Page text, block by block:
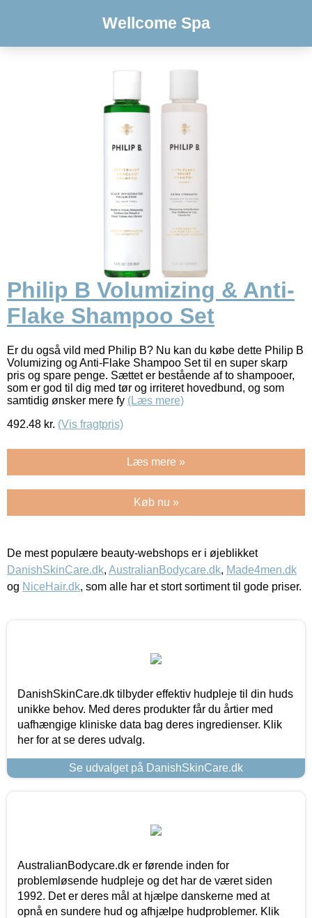
Wellcome Spa
Philip B Volumizing & Anti-
Flake Shampoo Set
Er du også vild med Philip B? Nu kan du købe dette Philip B
Volumizing og Anti-Flake Shampoo Set til en super skarp
pris og spare penge. Sættet er bestående af to shampooer,
som er god til dig med tør og irriteret hovedbund, og som
samtidig ønsker mere fy (Læs mere)
492.48 kr. (Vis fragtpris)
Læs mere »
Køb nu »
De mest populære beauty-webshops er i øjeblikket
DanishSkinCare.dk, AustralianBodycare.dk, Made4men.dk
og NiceHair.dk, som alle har et stort sortiment til gode priser.
DanishSkinCare.dk tilbyder effektiv hudpleje til din huds
unikke behov. Med deres produkter får du årtier med
uafhængige kliniske data bag deres ingredienser. Klik
her for at se deres udvalg.
Se udvalget på DanishSkinCare.dk
AustralianBodycare.dk er førende inden for
problemløsende hudpleje og det har de været siden
1992. Det er deres mål at hjælpe danskerne med at
opnå en sundere hud og afhjælpe hudproblemer. Klik